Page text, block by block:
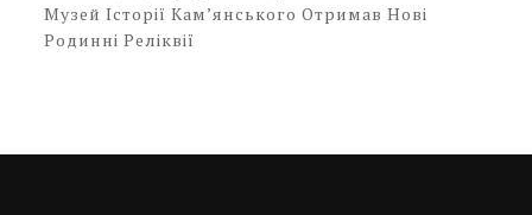
Музей Історії Кам’янського Отримав Нові
Родинні Реліквії